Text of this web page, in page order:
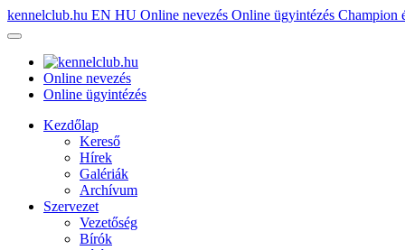
kennelclub.hu EN HU Online nevezés Online ügyintézés Champion
Online nevezés
Online ügyintézés
Kezdőlap
Kereső
Hírek
Galériák
Archívum
Szervezet
Vezetőség
Bírók